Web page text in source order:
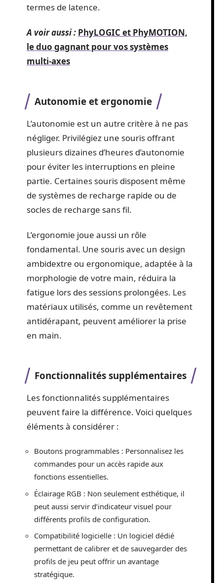
termes de latence.
A voir aussi : PhyLOGIC et PhyMOTION,
le duo gagnant pour vos systèmes
multi-axes
Autonomie et ergonomie
L’autonomie est un autre critère à ne pas
négliger. Privilégiez une souris offrant
plusieurs dizaines d’heures d’autonomie
pour éviter les interruptions en pleine
partie. Certaines souris disposent même
de systèmes de recharge rapide ou de
socles de recharge sans fil.
L’ergonomie joue aussi un rôle
fondamental. Une souris avec un design
ambidextre ou ergonomique, adaptée à la
morphologie de votre main, réduira la
fatigue lors des sessions prolongées. Les
matériaux utilisés, comme un revêtement
antidérapant, peuvent améliorer la prise
en main.
Fonctionnalités supplémentaires
Les fonctionnalités supplémentaires
peuvent faire la différence. Voici quelques
éléments à considérer :
Boutons programmables : Personnalisez les
commandes pour un accès rapide aux
fonctions essentielles.
Éclairage RGB : Non seulement esthétique, il
peut aussi servir d’indicateur visuel pour
différents profils de configuration.
Compatibilité logicielle : Un logiciel dédié
permettant de calibrer et de sauvegarder des
profils de jeu peut offrir un avantage
stratégique.